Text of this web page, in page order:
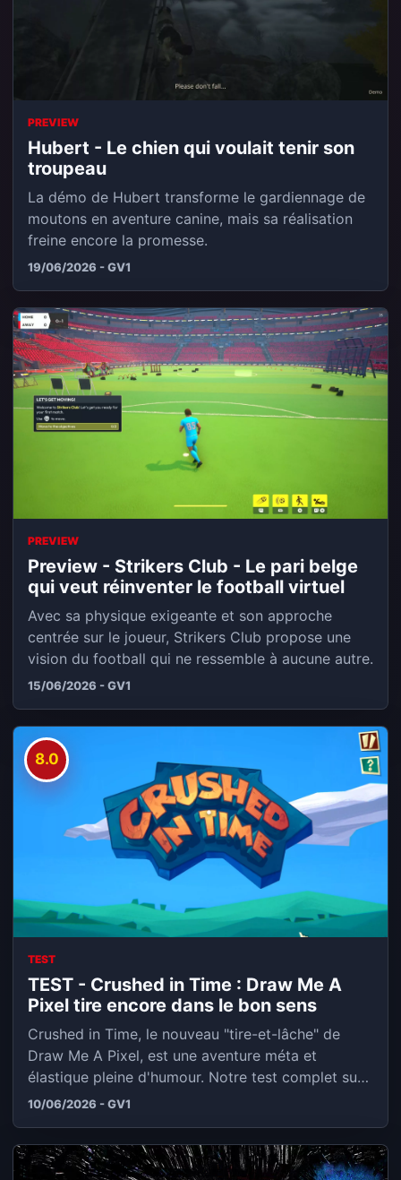
PREVIEW
Hubert - Le chien qui voulait tenir son
troupeau
La démo de Hubert transforme le gardiennage de
moutons en aventure canine, mais sa réalisation
freine encore la promesse.
19/06/2026 - GV1
PREVIEW
Preview - Strikers Club - Le pari belge
qui veut réinventer le football virtuel
Avec sa physique exigeante et son approche
centrée sur le joueur, Strikers Club propose une
vision du football qui ne ressemble à aucune autre.
15/06/2026 - GV1
8.0
TEST
TEST - Crushed in Time : Draw Me A
Pixel tire encore dans le bon sens
Crushed in Time, le nouveau "tire-et-lâche" de
Draw Me A Pixel, est une aventure méta et
élastique pleine d'humour. Notre test complet sur
PC.
10/06/2026 - GV1